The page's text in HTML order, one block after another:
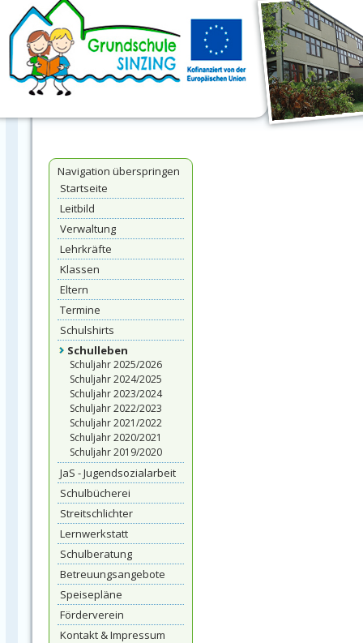
Navigation überspringen
Startseite
Leitbild
Verwaltung
Lehrkräfte
Klassen
Eltern
Termine
Schulshirts
Schulleben
Schuljahr 2025/2026
Schuljahr 2024/2025
Schuljahr 2023/2024
Schuljahr 2022/2023
Schuljahr 2021/2022
Schuljahr 2020/2021
Schuljahr 2019/2020
JaS - Jugendsozialarbeit
Schulbücherei
Streitschlichter
Lernwerkstatt
Schulberatung
Betreuungsangebote
Speisepläne
Förderverein
Kontakt & Impressum